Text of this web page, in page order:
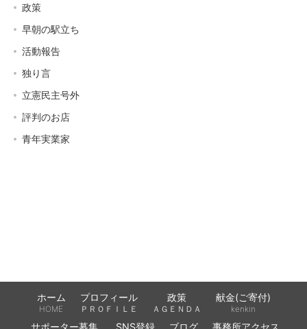
政策
早朝の駅立ち
活動報告
独り言
立憲民主号外
評判のお店
青年実業家
ホーム
HOME
プロフィール
ＰＲＯＦＩＬＥ
政策
ＡＧＥＮＤＡ
献金(ご寄付)
kenkin
サポーター募集 SNS登録 ブログ 事務所アクセス